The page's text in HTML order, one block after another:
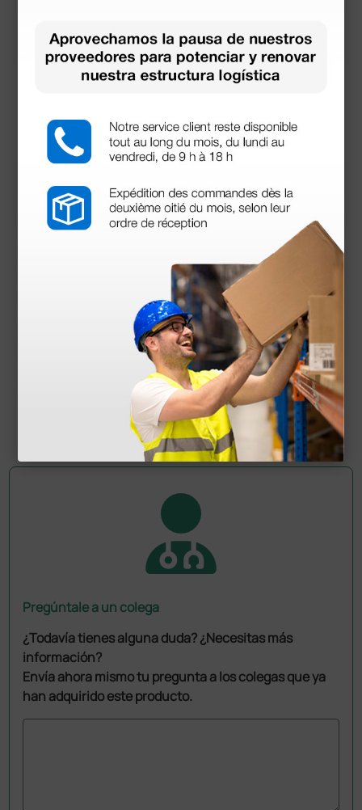
Productos similares
Portagujas Mayo Hegar - 16 cm
Pregúntale a un colega
¿Todavía tienes alguna duda? ¿Necesitas más
información?
Envía ahora mismo tu pregunta a los colegas que ya
han adquirido este producto.